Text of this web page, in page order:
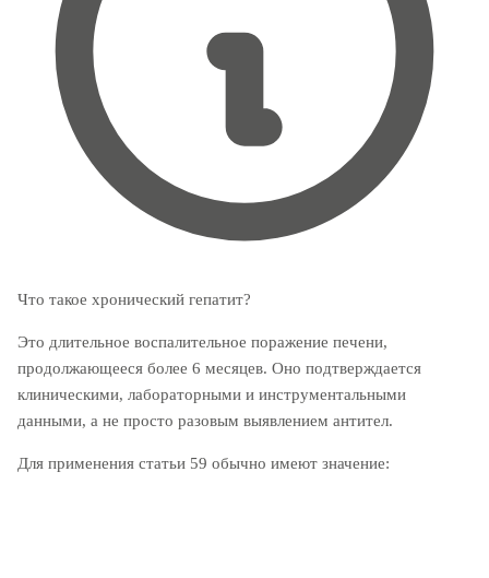
Что такое хронический гепатит?
Это длительное воспалительное поражение печени,
продолжающееся более 6 месяцев. Оно подтверждается
клиническими, лабораторными и инструментальными
данными, а не просто разовым выявлением антител.
Для применения статьи 59 обычно имеют значение: